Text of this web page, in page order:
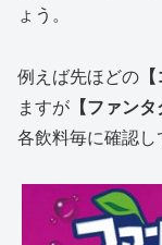
ょう。
例えば先ほどの
ますが 【ファン
各飲料毎に確認し